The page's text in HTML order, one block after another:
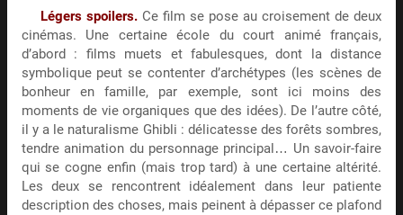
Légers spoilers. Ce film se pose au croisement de deux
cinémas. Une certaine école du court animé français,
d’abord : films muets et fabulesques, dont la distance
symbolique peut se contenter d’archétypes (les scènes de
bonheur en famille, par exemple, sont ici moins des
moments de vie organiques que des idées). De l’autre côté,
il y a le naturalisme Ghibli : délicatesse des forêts sombres,
tendre animation du personnage principal… Un savoir-faire
qui se cogne enfin (mais trop tard) à une certaine altérité.
Les deux se rencontrent idéalement dans leur patiente
description des choses, mais peinent à dépasser ce plafond